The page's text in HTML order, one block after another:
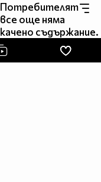
Потребителят
все още няма
качено съдържание.